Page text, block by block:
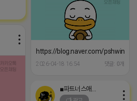
https://blog.naver.com/pshwin2/
2026-04-18 16:54 댓글: 0개